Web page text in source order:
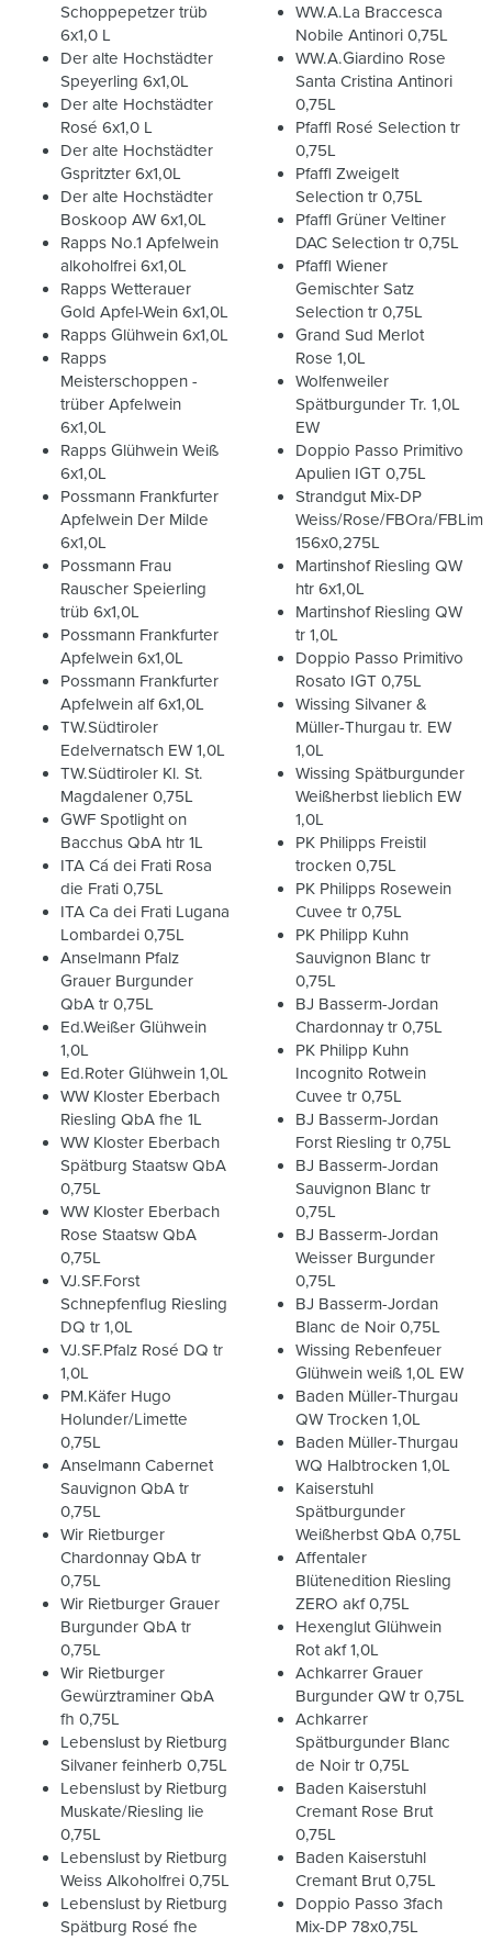
Schoppepetzer trüb
6x1,0 L
Der alte Hochstädter
Speyerling 6x1,0L
Der alte Hochstädter
Rosé 6x1,0 L
Der alte Hochstädter
Gspritzter 6x1,0L
Der alte Hochstädter
Boskoop AW 6x1,0L
Rapps No.1 Apfelwein
alkoholfrei 6x1,0L
Rapps Wetterauer
Gold Apfel-Wein 6x1,0L
Rapps Glühwein 6x1,0L
Rapps
Meisterschoppen -
trüber Apfelwein
6x1,0L
Rapps Glühwein Weiß
6x1,0L
Possmann Frankfurter
Apfelwein Der Milde
6x1,0L
Possmann Frau
Rauscher Speierling
trüb 6x1,0L
Possmann Frankfurter
Apfelwein 6x1,0L
Possmann Frankfurter
Apfelwein alf 6x1,0L
TW.Südtiroler
Edelvernatsch EW 1,0L
TW.Südtiroler Kl. St.
Magdalener 0,75L
GWF Spotlight on
Bacchus QbA htr 1L
ITA Cá dei Frati Rosa
die Frati 0,75L
ITA Ca dei Frati Lugana
Lombardei 0,75L
Anselmann Pfalz
Grauer Burgunder
QbA tr 0,75L
Ed.Weißer Glühwein
1,0L
Ed.Roter Glühwein 1,0L
WW Kloster Eberbach
Riesling QbA fhe 1L
WW Kloster Eberbach
Spätburg Staatsw QbA
0,75L
WW Kloster Eberbach
Rose Staatsw QbA
0,75L
VJ.SF.Forst
Schnepfenflug Riesling
DQ tr 1,0L
VJ.SF.Pfalz Rosé DQ tr
1,0L
PM.Käfer Hugo
Holunder/Limette
0,75L
Anselmann Cabernet
Sauvignon QbA tr
0,75L
Wir Rietburger
Chardonnay QbA tr
0,75L
Wir Rietburger Grauer
Burgunder QbA tr
0,75L
Wir Rietburger
Gewürztraminer QbA
fh 0,75L
Lebenslust by Rietburg
Silvaner feinherb 0,75L
Lebenslust by Rietburg
Muskate/Riesling lie
0,75L
Lebenslust by Rietburg
Weiss Alkoholfrei 0,75L
Lebenslust by Rietburg
Spätburg Rosé fhe
WW.A.La Braccesca
Nobile Antinori 0,75L
WW.A.Giardino Rose
Santa Cristina Antinori
0,75L
Pfaffl Rosé Selection tr
0,75L
Pfaffl Zweigelt
Selection tr 0,75L
Pfaffl Grüner Veltiner
DAC Selection tr 0,75L
Pfaffl Wiener
Gemischter Satz
Selection tr 0,75L
Grand Sud Merlot
Rose 1,0L
Wolfenweiler
Spätburgunder Tr. 1,0L
EW
Doppio Passo Primitivo
Apulien IGT 0,75L
Strandgut Mix-DP
Weiss/Rose/FBOra/FBLim
156x0,275L
Martinshof Riesling QW
htr 6x1,0L
Martinshof Riesling QW
tr 1,0L
Doppio Passo Primitivo
Rosato IGT 0,75L
Wissing Silvaner &
Müller-Thurgau tr. EW
1,0L
Wissing Spätburgunder
Weißherbst lieblich EW
1,0L
PK Philipps Freistil
trocken 0,75L
PK Philipps Rosewein
Cuvee tr 0,75L
PK Philipp Kuhn
Sauvignon Blanc tr
0,75L
BJ Basserm-Jordan
Chardonnay tr 0,75L
PK Philipp Kuhn
Incognito Rotwein
Cuvee tr 0,75L
BJ Basserm-Jordan
Forst Riesling tr 0,75L
BJ Basserm-Jordan
Sauvignon Blanc tr
0,75L
BJ Basserm-Jordan
Weisser Burgunder
0,75L
BJ Basserm-Jordan
Blanc de Noir 0,75L
Wissing Rebenfeuer
Glühwein weiß 1,0L EW
Baden Müller-Thurgau
QW Trocken 1,0L
Baden Müller-Thurgau
WQ Halbtrocken 1,0L
Kaiserstuhl
Spätburgunder
Weißherbst QbA 0,75L
Affentaler
Blütenedition Riesling
ZERO akf 0,75L
Hexenglut Glühwein
Rot akf 1,0L
Achkarrer Grauer
Burgunder QW tr 0,75L
Achkarrer
Spätburgunder Blanc
de Noir tr 0,75L
Baden Kaiserstuhl
Cremant Rose Brut
0,75L
Baden Kaiserstuhl
Cremant Brut 0,75L
Doppio Passo 3fach
Mix-DP 78x0,75L